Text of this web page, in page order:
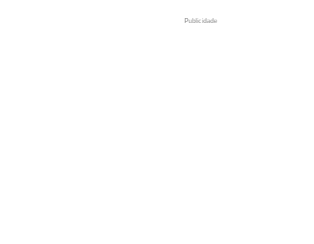
Publicidade